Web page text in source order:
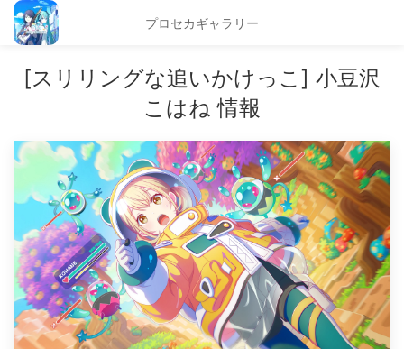
プロセカギャラリー
[スリリングな追いかけっこ] 小豆沢
こはね 情報